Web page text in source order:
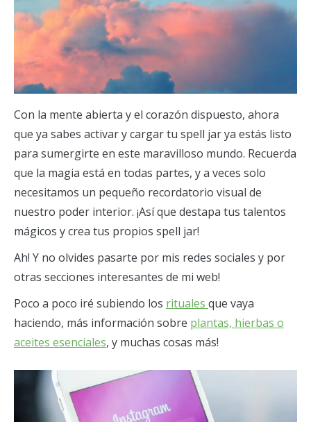
Con la mente abierta y el corazón dispuesto, ahora
que ya sabes activar y cargar tu spell jar ya estás listo
para sumergirte en este maravilloso mundo. Recuerda
que la magia está en todas partes, y a veces solo
necesitamos un pequeño recordatorio visual de
nuestro poder interior. ¡Así que destapa tus talentos
mágicos y crea tus propios spell jar!
Ah! Y no olvides pasarte por mis redes sociales y por
otras secciones interesantes de mi web!
Poco a poco iré subiendo los rituales que vaya
haciendo, más información sobre plantas, hierbas o
aceites esenciales, y muchas cosas más!